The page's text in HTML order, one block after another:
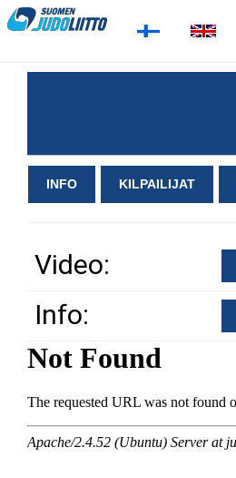
INFO KILPAILIJAT
Video:
Info: